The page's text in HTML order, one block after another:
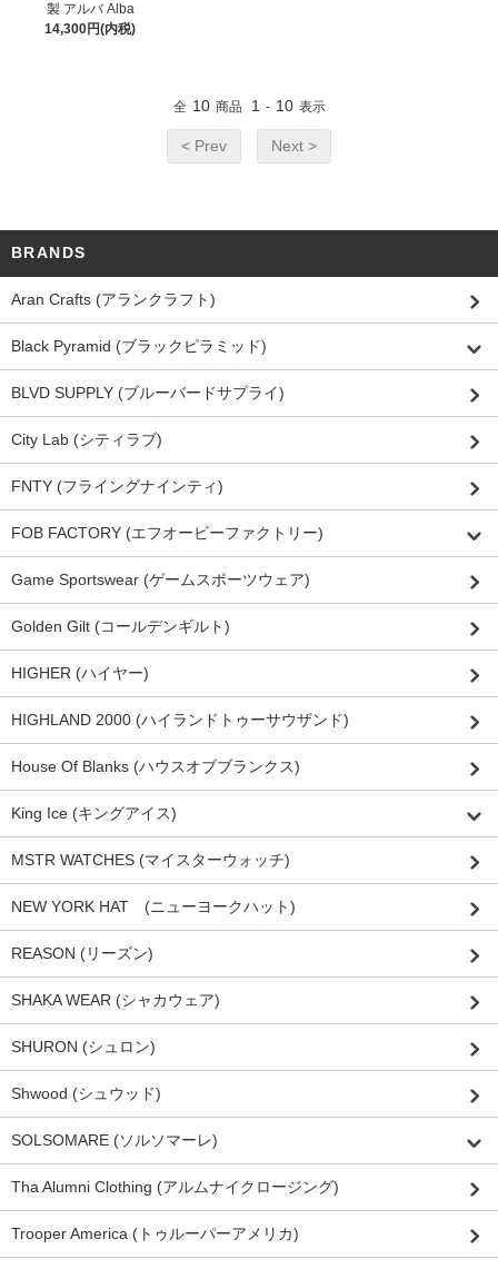
製 アルバ Alba
14,300円(内税)
全 10 商品 1 - 10 表示
< Prev Next >
BRANDS
Aran Crafts (アランクラフト)
Black Pyramid (ブラックピラミッド)
BLVD SUPPLY (ブルーバードサプライ)
City Lab (シティラブ)
FNTY (フライングナインティ)
FOB FACTORY (エフオービーファクトリー)
Game Sportswear (ゲームスポーツウェア)
Golden Gilt (コールデンギルト)
HIGHER (ハイヤー)
HIGHLAND 2000 (ハイランドトゥーサウザンド)
House Of Blanks (ハウスオブブランクス)
King Ice (キングアイス)
MSTR WATCHES (マイスターウォッチ)
NEW YORK HAT (ニューヨークハット)
REASON (リーズン)
SHAKA WEAR (シャカウェア)
SHURON (シュロン)
Shwood (シュウッド)
SOLSOMARE (ソルソマーレ)
Tha Alumni Clothing (アルムナイクロージング)
Trooper America (トゥルーパーアメリカ)